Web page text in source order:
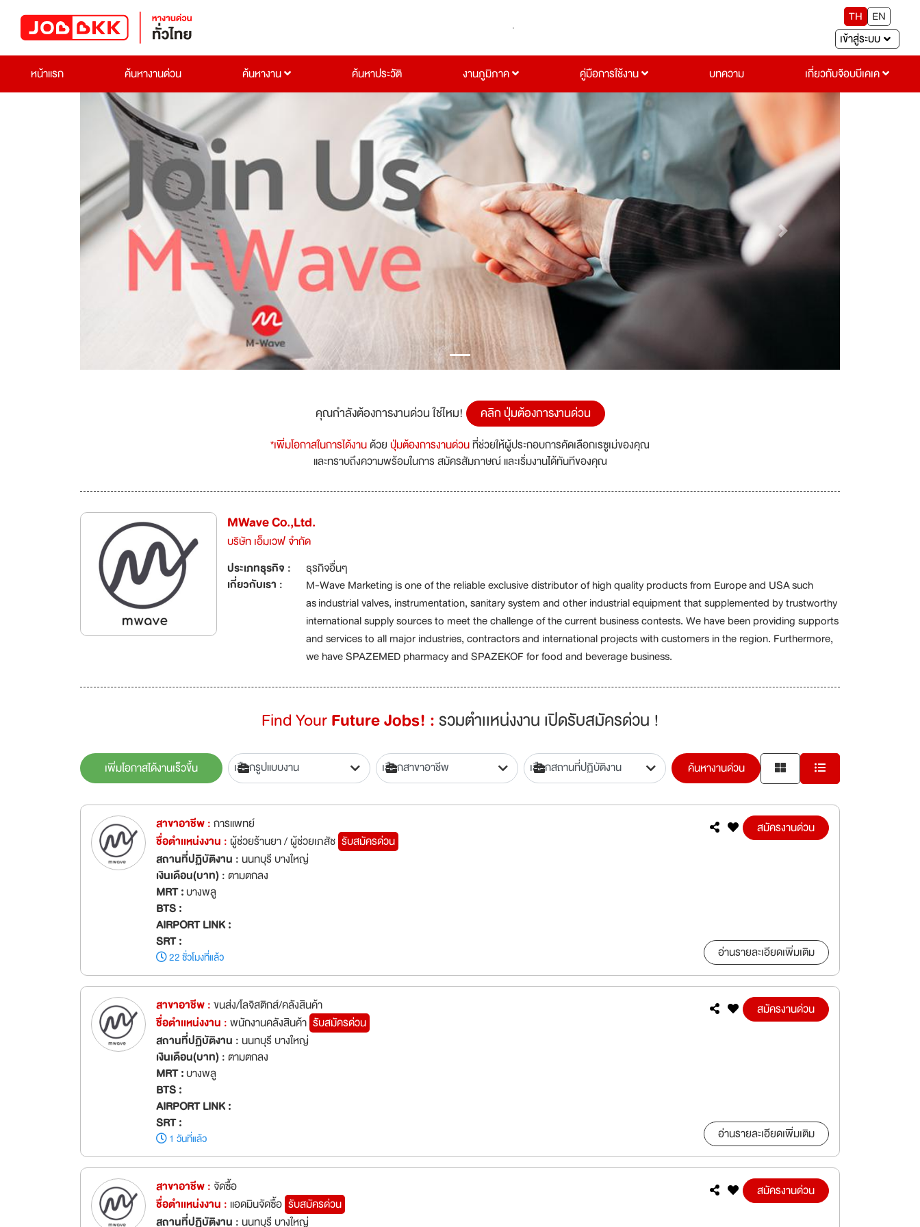
TH
EN
เข้าสู่ระบบ
หน้าแรก
ค้นหางานด่วน ค้นหางาน ค้นหาประวัติ งานภูมิภาค คู่มือการใช้งาน บทความ เกี่ยวกับจ๊อบบีเคเค
Previous Next
คุณกำลังต้องการงานด่วน ใช่ไหม! คลิก ปุ่มต้องการงานด่วน
*เพิ่มโอกาสในการได้งานด้วยปุ่มต้องการงานด่วนที่ช่วยให้ผู้ประกอบการคัดเลือกเรซูเม่ของคุณ
และทราบถึงความพร้อมในการ สมัครสัมภาษณ์ และเริ่มงานได้ทันทีของคุณ
MWave Co.,Ltd.
บริษัท เอ็มเวฟ จำกัด
ประเภทธุรกิจ :
ธุรกิจอื่นๆ
เกี่ยวกับเรา :
M-Wave Marketing is one of the reliable exclusive distributor of high quality products from Europe and USA such
as industrial valves, instrumentation, sanitary system and other industrial equipment that supplemented by trustworthy
international supply sources to meet the challenge of the current business contests. We have been providing supports
and services to all major industries, contractors and international projects with customers in the region. Furthermore,
we have SPAZEMED pharmacy and SPAZEKOF for food and beverage business.
Find YourFuture Jobs! :รวมตำเเหน่งงาน เปิดรับสมัครด่วน !
เพิ่มโอกาสได้งานเร็วขึ้น ค้นหางานด่วน
สาขาอาชีพ :การแพทย์
ชื่อตำเเหน่งงาน :ผู้ช่วยร้านยา / ผู้ช่วยเภสัช รับสมัครด่วน
สถานที่ปฏิบัติงาน : นนทบุรี บางใหญ่
เงินเดือน(บาท) :ตามตกลง
MRT :บางพลู
BTS :
AIRPORT LINK :
SRT :
22 ชั่วโมงที่แล้ว
สมัครงานด่วน
อ่านรายละเอียดเพิ่มเติม
สาขาอาชีพ :ขนส่ง/โลจิสติกส์/คลังสินค้า
ชื่อตำเเหน่งงาน :พนักงานคลังสินค้า รับสมัครด่วน
สถานที่ปฏิบัติงาน : นนทบุรี บางใหญ่
เงินเดือน(บาท) :ตามตกลง
MRT :บางพลู
BTS :
AIRPORT LINK :
SRT :
1 วันที่แล้ว
สมัครงานด่วน
อ่านรายละเอียดเพิ่มเติม
สาขาอาชีพ : จัดซื้อ
ชื่อตำเเหน่งงาน :แอดมินจัดซื้อ รับสมัครด่วน
สถานที่ปฏิบัติงาน : นนทบุรี บางใหญ่
สมัครงานด่วน